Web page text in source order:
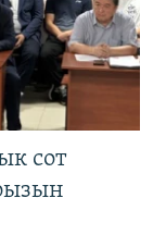
сот